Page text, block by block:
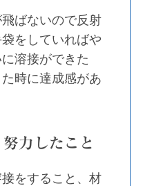
ばないので反射
をしていればや
溶接ができた
時に達成感があ
力したこと
をすること、材